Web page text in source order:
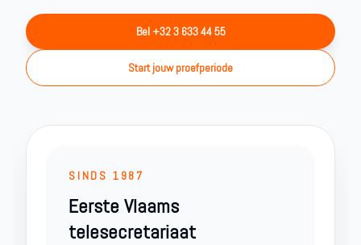
Bel +32 3 633 44 55
Start jouw proefperiode
SINDS 1987
Eerste Vlaams
telesecretariaat